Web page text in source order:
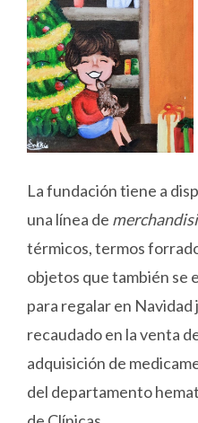
La fundación tiene a
una línea de
térmicos, termos
objetos que también se
para regalar en
recaudado en la venta
adquisición de
del departamento